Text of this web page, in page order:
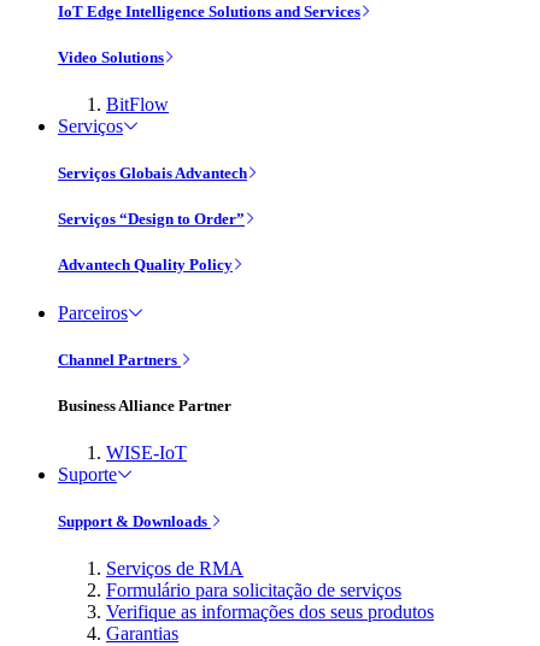
IoT Edge Intelligence Solutions and Services
Video Solutions
BitFlow
Serviços
Serviços Globais Advantech
Serviços “Design to Order”
Advantech Quality Policy
Parceiros
Channel Partners
Business Alliance Partner
WISE-IoT
Suporte
Support & Downloads
Serviços de RMA
Formulário para solicitação de serviços
Verifique as informações dos seus produtos
Garantias